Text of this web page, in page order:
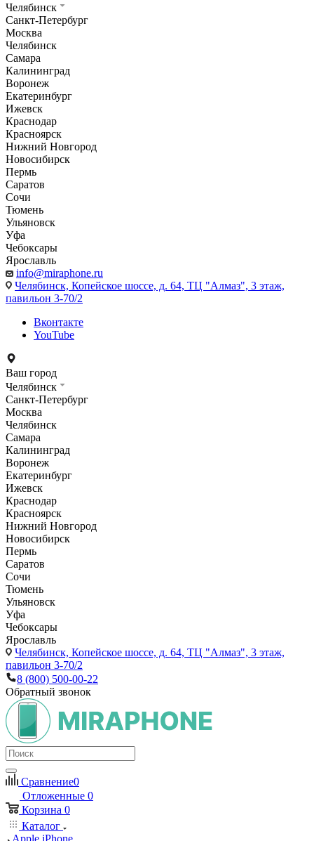
Челябинск
Санкт-Петербург
Москва
Челябинск
Самара
Калининград
Воронеж
Екатеринбург
Ижевск
Краснодар
Красноярск
Нижний Новгород
Новосибирск
Пермь
Саратов
Сочи
Тюмень
Ульяновск
Уфа
Чебоксары
Ярославль
info@miraphone.ru
Челябинск, Копейское шоссе, д. 64, ТЦ "Алмаз", 3 этаж,
павильон 3-70/2
Вконтакте
YouTube
Ваш город
Челябинск
Санкт-Петербург
Москва
Челябинск
Самара
Калининград
Воронеж
Екатеринбург
Ижевск
Краснодар
Красноярск
Нижний Новгород
Новосибирск
Пермь
Саратов
Сочи
Тюмень
Ульяновск
Уфа
Чебоксары
Ярославль
Челябинск, Копейское шоссе, д. 64, ТЦ "Алмаз", 3 этаж,
павильон 3-70/2
8 (800) 500-00-22
Обратный звонок
Сравнение0
Отложенные 0
Корзина 0
Каталог
Apple iPhone